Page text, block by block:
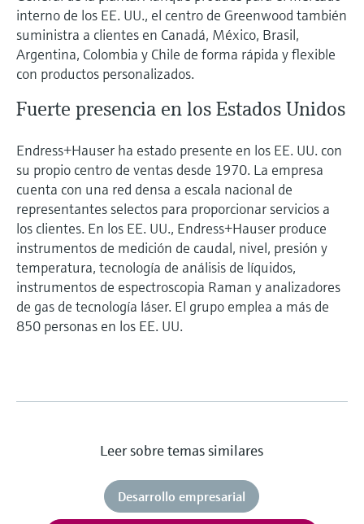
interno de los EE. UU., el centro de Greenwood también
suministra a clientes en Canadá, México, Brasil,
Argentina, Colombia y Chile de forma rápida y flexible
con productos personalizados.
Fuerte presencia en los Estados Unidos
Endress+Hauser ha estado presente en los EE. UU. con
su propio centro de ventas desde 1970. La empresa
cuenta con una red densa a escala nacional de
representantes selectos para proporcionar servicios a
los clientes. En los EE. UU., Endress+Hauser produce
instrumentos de medición de caudal, nivel, presión y
temperatura, tecnología de análisis de líquidos,
instrumentos de espectroscopia Raman y analizadores
de gas de tecnología láser. El grupo emplea a más de
850 personas en los EE. UU.
Leer sobre temas similares
Desarrollo empresarial